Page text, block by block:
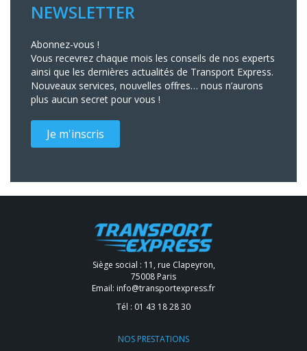
NEWSLETTER
Abonnez-vous !
Vous recevrez chaque mois les conseils de nos experts
ainsi que les dernières actualités de Transport Express.
Nouveaux services, nouvelles offres… nous n’aurons
plus aucun secret pour vous !
Je m'inscris
Siège social : 11, rue Clapeyron,
75008 Paris
Email: info@transportexpress.fr
Tél : 01 43 18 28 30
NOS PRESTATIONS